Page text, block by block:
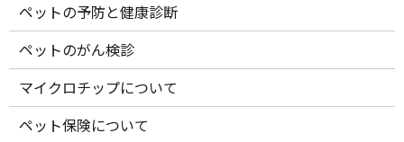
ペットの予防と健康診断
ペットのがん検診
マイクロチップについて
ペット保険について